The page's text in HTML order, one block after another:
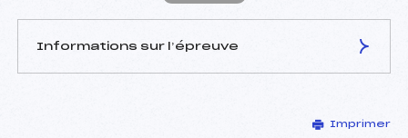
Informations sur l’épreuve
ANDREANI DAMIEN (DA)
Imprimer